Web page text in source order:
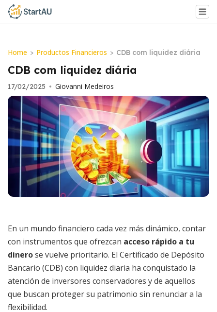
Home > Productos Financieros > CDB com liquidez diária
CDB com liquidez diária
17/02/2025 • Giovanni Medeiros
En un mundo financiero cada vez más dinámico, contar
con instrumentos que ofrezcan acceso rápido a tu
dinerose vuelve prioritario. El Certificado de Depósito
Bancario (CDB) con liquidez diaria ha conquistado la
atención de inversores conservadores y de aquellos
que buscan proteger su patrimonio sin renunciar a la
flexibilidad.